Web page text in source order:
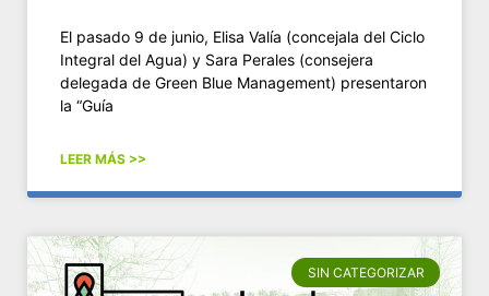
El pasado 9 de junio, Elisa Valía (concejala del Ciclo
Integral del Agua) y Sara Perales (consejera
delegada de Green Blue Management) presentaron
la “Guía
LEER MÁS >>
SIN CATEGORIZAR